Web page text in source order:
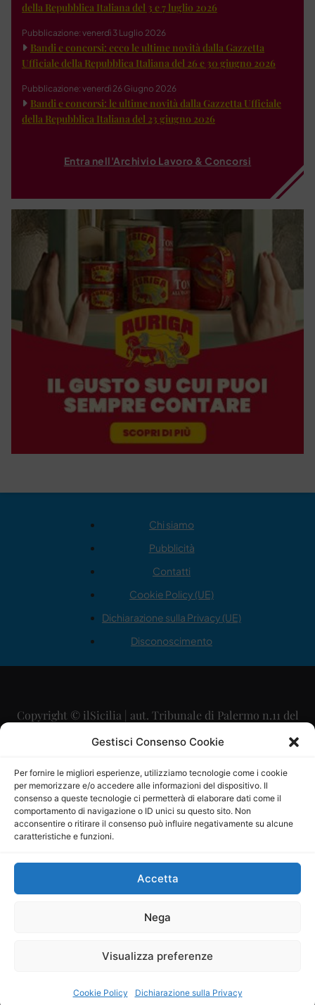
Gestisci Consenso Cookie
Per fornire le migliori esperienze, utilizziamo tecnologie come i cookie
per memorizzare e/o accedere alle informazioni del dispositivo. Il
consenso a queste tecnologie ci permetterà di elaborare dati come il
comportamento di navigazione o ID unici su questo sito. Non
acconsentire o ritirare il consenso può influire negativamente su alcune
caratteristiche e funzioni.
Accetta
Nega
Visualizza preferenze
Cookie Policy Dichiarazione sulla Privacy
della Repubblica Italiana del 3 e 7 luglio 2026
Pubblicazione: venerdì 3 Luglio 2026
Bandi e concorsi: ecco le ultime novità dalla Gazzetta
Ufficiale della Repubblica Italiana del 26 e 30 giugno 2026
Pubblicazione: venerdì 26 Giugno 2026
Bandi e concorsi: le ultime novità dalla Gazzetta Ufficiale
della Repubblica Italiana del 23 giugno 2026
Entra nell'Archivio Lavoro & Concorsi
Chi siamo
Pubblicità
Contatti
Cookie Policy (UE)
Dichiarazione sulla Privacy (UE)
Disconoscimento
Copyright © ilSicilia | aut. Tribunale di Palermo n.11 del
29/09/2015
Direttore Editoriale: Maurizio Scaglione
Direttore Responsabile: Maria Calabrese
P.IVA: 06334930820
Mercurio Comunicazione Società Cooperativa a r.l. è
iscritta al Registro degli Operatori di Comunicazione al
Sito gestito daLa Digitale srl–info@ladigitale.it